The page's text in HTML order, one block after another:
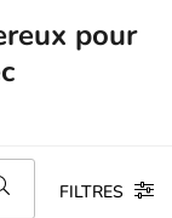
pour
FILTRES